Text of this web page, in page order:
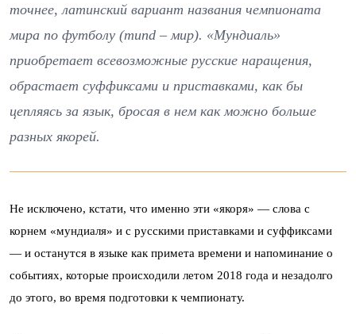
точнее, латинский вариант названия чемпионата
мира по футболу (mund – мир). «Мундиаль»
приобретает всевозможные русские наращения,
обрастает суффиксами и приставками, как бы
цепляясь за язык, бросая в нем как можно больше
разных якорей.
Не исключено, кстати, что именно эти «якоря» — слова с
корнем «мундиаля» и с русскими приставками и суффиксами
— и останутся в языке как примета времени и напоминание о
событиях, которые происходили летом 2018 года и незадолго
до этого, во время подготовки к чемпионату.